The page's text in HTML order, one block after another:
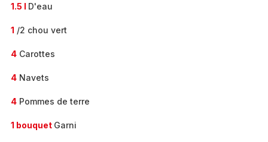
1.5 l D'eau
1 /2 chou vert
4 Carottes
4 Navets
4 Pommes de terre
1 bouquet Garni